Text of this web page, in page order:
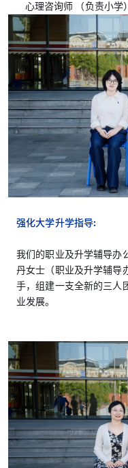
心理咨询师 （负责小学）
强化大学升学指导:
我们的职业及升学辅导办
丹女士（职业及升学辅导
手，组建一支全新的三人
业发展。